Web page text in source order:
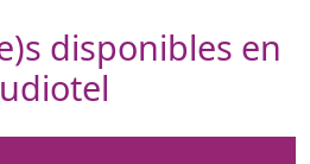
disponibles en